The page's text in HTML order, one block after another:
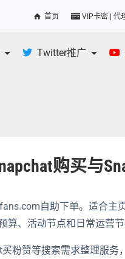
首页 VIP卡密 | 代
Twitter推广
购买与
自助下单。适合主
、活动节点和日常运营
粉赞等搜索需求整理服